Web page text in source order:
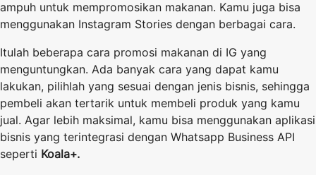
ampuh untuk mempromosikan makanan. Kamu juga bisa
menggunakan Instagram Stories dengan berbagai cara.
Itulah beberapa cara promosi makanan di IG yang
menguntungkan. Ada banyak cara yang dapat kamu
lakukan, pilihlah yang sesuai dengan jenis bisnis, sehingga
pembeli akan tertarik untuk membeli produk yang kamu
jual. Agar lebih maksimal, kamu bisa menggunakan aplikasi
bisnis yang terintegrasi dengan Whatsapp Business API
seperti Koala+.